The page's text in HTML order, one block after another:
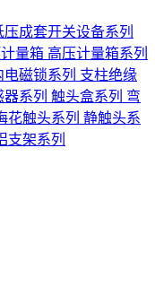
压成套开关设备系列
量箱 高压计量箱系列
电磁锁系列 支柱绝缘
器系列 触头盒系列 弯
花触头系列 静触头系
支架系列